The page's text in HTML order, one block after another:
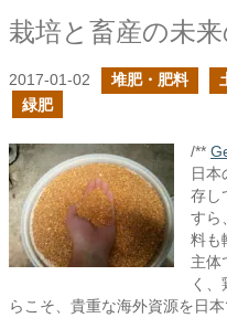
栽培と畜産の未
2017-01-02 堆肥・肥料
緑肥
/**
日本
存し
すら
料も
主体
く
らこそ、貴重な海外資源を日